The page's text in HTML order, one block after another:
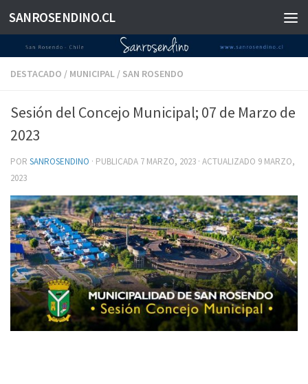
Saltar al contenido
SANROSENDINO.CL
DESTACADO / MUNICIPAL / SAN ROSENDO
Sesión del Concejo Municipal; 07 de Marzo de
2023
POR SANROSENDINO · PUBLICADA 7 MARZO, 2023 · ACTUALIZADO 9 MARZO,
2023